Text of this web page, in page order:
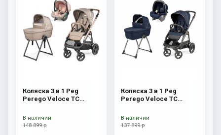
Коляска 3 в 1 Peg
Perego Veloce TC
Amour New
148 899 р
В наличии
Коляска 3 в 1 Peg
Perego Veloce TC
Shine
137 899 р
В наличии